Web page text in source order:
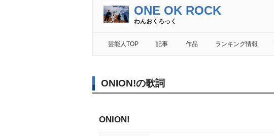
ONE OK ROCK
わんおくろっく
芸能人TOP 記事 作品 ランキング情報
ONION!の歌詞
ONION!